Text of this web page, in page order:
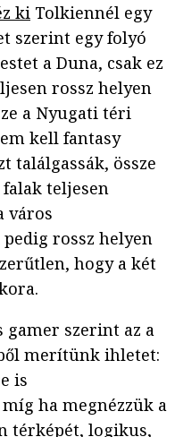
ki Tolkiennél egy
szerint egy folyó
a Duna, csak ez
rossz helyen
a Nyugati téri
kell fantasy
találgassák, össze
teljesen
város
rossz helyen
hogy a két
gamer szerint az a
merítünk ihletet:
is
ha megnézzük a
térképét, logikus,